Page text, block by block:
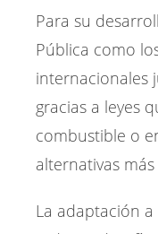
Para su
Pública como
internacionales
gracias a leyes
combustible o
alternativas
La adaptación